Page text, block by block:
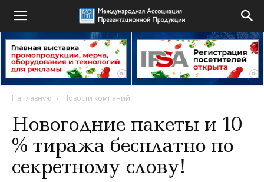
На главную Новости компаний
Новогодние пакеты и 10
% тиража бесплатно по
секретному слову!